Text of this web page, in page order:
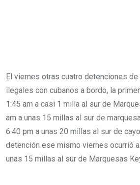
El viernes otras cuatro detenciones
ilegales con cubanos a bordo, la
1:45 am a casi 1 milla al sur de
am a unas 15 millas al sur de
6:40 pm a unas 20 millas al sur de
detención ese mismo viernes ocurrió
unas 15 millas al sur de Marquesas